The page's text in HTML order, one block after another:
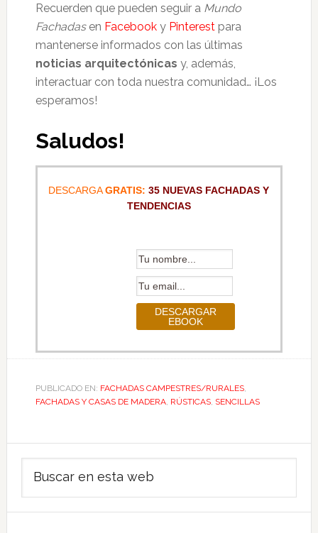
Recuerden que pueden seguir a Mundo
Fachadasen Facebook y Pinterest para
mantenerse informados con las últimas
noticias arquitectónicas y, además,
interactuar con toda nuestra comunidad… ¡Los
esperamos!
Saludos!
DESCARGAGRATIS: 35 NUEVAS FACHADAS Y
TENDENCIAS
PUBLICADO EN: FACHADAS CAMPESTRES/RURALES,
FACHADAS Y CASAS DE MADERA, RÚSTICAS, SENCILLAS
Barra
lateral
principal